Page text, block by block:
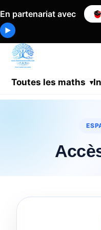
En partenariat avec
▶
Toutes les maths